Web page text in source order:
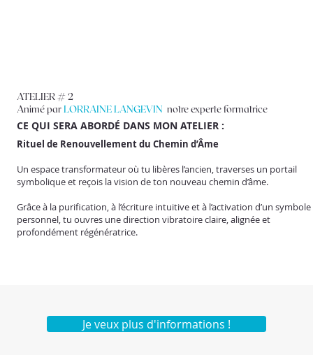
ATELIER # 2
Animé parLORRAINE LANGEVIN notre experte formatrice
CE QUI SERA ABORDÉ DANS MON ATELIER :
Rituel de Renouvellement du Chemin d’Âme
Un espace transformateur où tu libères l’ancien, traverses un portail
symbolique et reçois la vision de ton nouveau chemin d’âme.
Grâce à la purification, à l’écriture intuitive et à l’activation d’un symbole
personnel, tu ouvres une direction vibratoire claire, alignée et
profondément régénératrice.
Je veux plus d'informations !